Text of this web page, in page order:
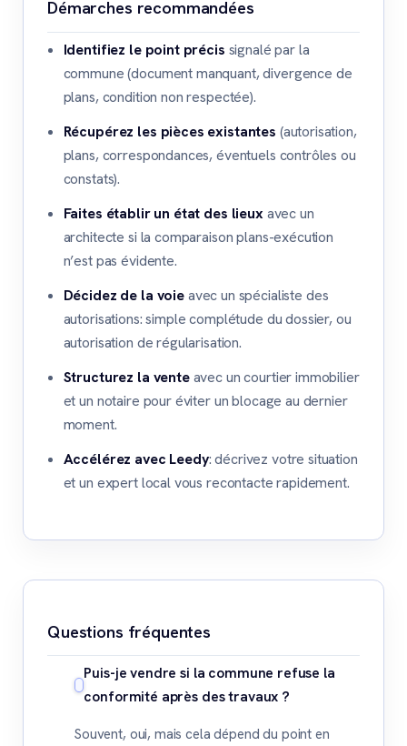
Démarches recommandées
Identifiez le point précis signalé par la
commune (document manquant, divergence de
plans, condition non respectée).
Récupérez les pièces existantes (autorisation,
plans, correspondances, éventuels contrôles ou
constats).
Faites établir un état des lieux avec un
architecte si la comparaison plans-exécution
n’est pas évidente.
Décidez de la voieavec un spécialiste des
autorisations: simple complétude du dossier, ou
autorisation de régularisation.
Structurez la venteavec un courtier immobilier
et un notaire pour éviter un blocage au dernier
moment.
Accélérez avec Leedy: décrivez votre situation
et un expert local vous recontacte rapidement.
Questions fréquentes
Puis-je vendre si la commune refuse la
conformité après des travaux ?
Souvent, oui, mais cela dépend du point en